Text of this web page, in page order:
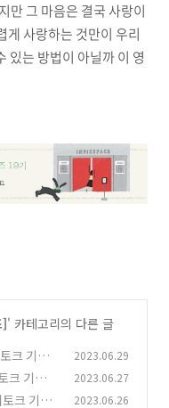
만 그 마음은 결국 사랑이
게 사랑하는 것만이 우리
있는 방법이 아닐까 이 영
]' 카테고리의 다른 글
크 기록:
2023.06.29
크 기록:
서며 (0)
2023.06.27
크 기록:
2023.06.26